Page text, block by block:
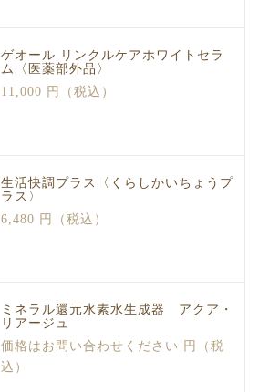
ゲオール リンクルケアホワイトセラ
ム〈医薬部外品〉
11,000 円（税込）
生活快調プラス〈くらしかいちょうプ
ラス〉
6,480 円（税込）
ミネラル還元水素水生成器 アクア・
リアージュ
価格はお問い合わせください 円（税
込）